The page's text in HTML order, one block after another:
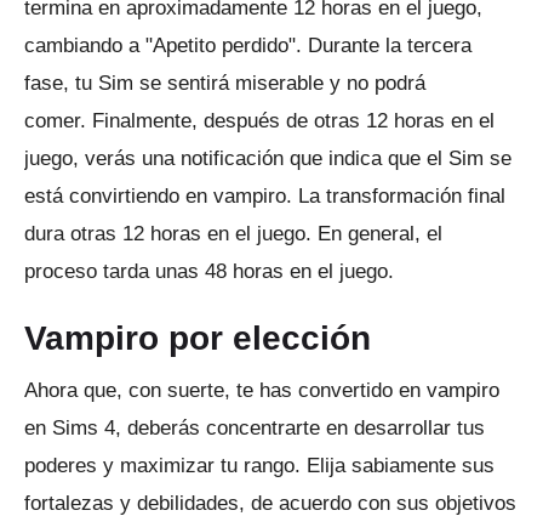
termina en aproximadamente 12 horas en el juego,
cambiando a "Apetito perdido". Durante la tercera
fase, tu Sim se sentirá miserable y no podrá
comer. Finalmente, después de otras 12 horas en el
juego, verás una notificación que indica que el Sim se
está convirtiendo en vampiro. La transformación final
dura otras 12 horas en el juego. En general, el
proceso tarda unas 48 horas en el juego.
Vampiro por elección
Ahora que, con suerte, te has convertido en vampiro
en Sims 4, deberás concentrarte en desarrollar tus
poderes y maximizar tu rango. Elija sabiamente sus
fortalezas y debilidades, de acuerdo con sus objetivos